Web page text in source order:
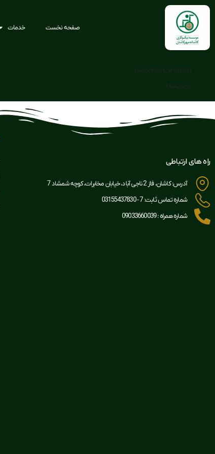
صفحه نخست خدمات
[woodmart_wishlist]
بازدیدها: 0
راه های ارتباطی
آدرس: کاشان، فاز 2 ناجی آباد، خیابان مخابرات، کوچه شمشاد 7
شماره تماس ثابت: 7 - 03155437830
شماره همراه : 09033660039